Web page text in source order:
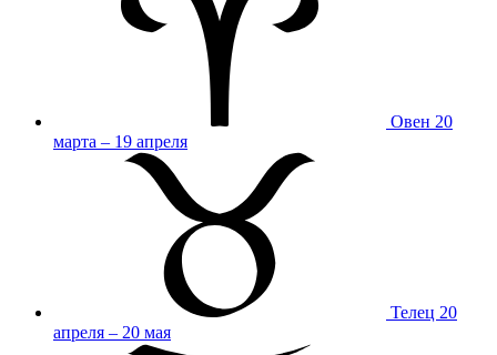
Овен 20
марта – 19 апреля
Телец 20
апреля – 20 мая